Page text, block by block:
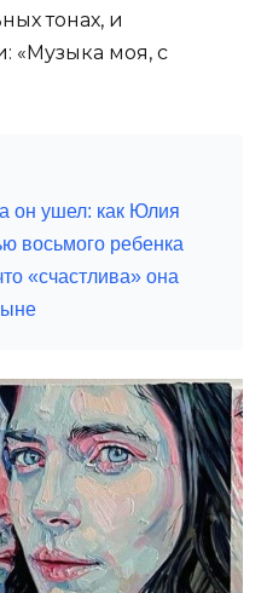
тонах, и
«Музыка моя, с
он ушел: как Юлия
восьмого ребенка
«счастлива» она